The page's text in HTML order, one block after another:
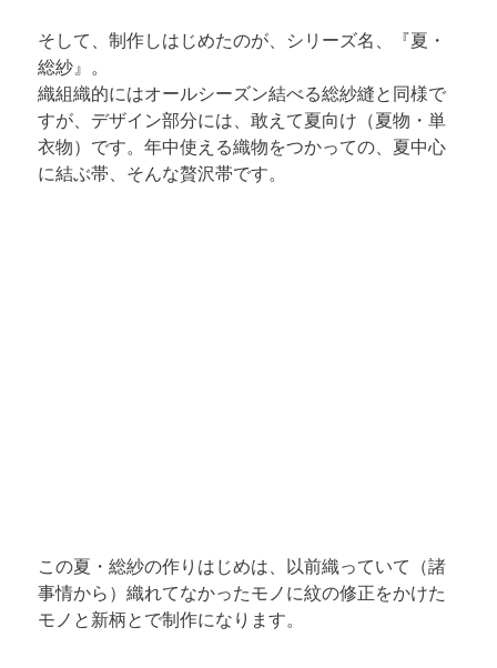
そして、制作しはじめたのが、シリーズ名、『夏・
総紗』。
織組織的にはオールシーズン結べる総紗縫と同様で
すが、デザイン部分には、敢えて夏向け（夏物・単
衣物）です。年中使える織物をつかっての、夏中心
に結ぶ帯、そんな贅沢帯です。
この夏・総紗の作りはじめは、以前織っていて（諸
事情から）織れてなかったモノに紋の修正をかけた
モノと新柄とで制作になります。